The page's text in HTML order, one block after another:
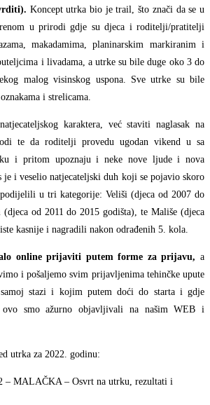
Koncept utrka bio je trail, što znači da se u
u prirodi gdje su djeca i roditelji/pratitelji
makadamima, planinarskim markiranim i
i livadama, a utrke su bile duge oko 3 do
malog visinskog uspona. Sve utrke su bile
i strelicama.
karaktera, već staviti naglasak na
te da roditelji provedu ugodan vikend u sa
i pritom upoznaju i neke nove ljude i nova
i veselio natjecateljski duh koji se pojavio skoro
u tri kategorije: Veliši (djeca od 2007 do
od 2011 do 2015 godišta), te Mališe (djeca
kasnije i nagradili nakon odrađenih 5. kola.
online prijaviti putem forme za prijavu, a
i pošaljemo svim prijavljenima tehinčke upute
stazi i kojim putem doći do starta i gdje
ovo smo ažurno objavljivali na našim WEB i
utrka za 2022. godinu:
– MALAČKA – Osvrt na utrku, rezultati i